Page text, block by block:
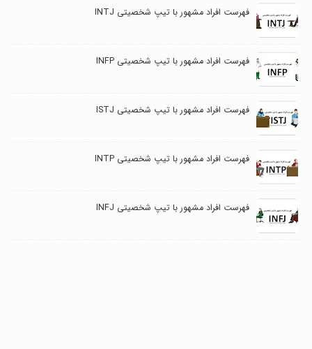
فهرست افراد مشهور با تیپ شخصیتی INTJ
فهرست افراد مشهور با تیپ شخصیتی INFP
فهرست افراد مشهور با تیپ شخصیتی ISTJ
فهرست افراد مشهور با تیپ شخصیتی INTP
فهرست افراد مشهور با تیپ شخصیتی INFJ